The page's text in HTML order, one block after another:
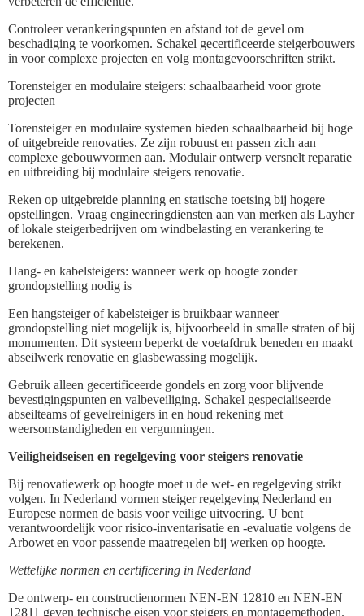
Controleer verankeringspunten en afstand tot de gevel om
beschadiging te voorkomen. Schakel gecertificeerde steigerbouwers
in voor complexe projecten en volg montagevoorschriften strikt.
Torensteiger en modulaire steigers: schaalbaarheid voor grote
projecten
Torensteiger en modulaire systemen bieden schaalbaarheid bij hoge
of uitgebreide renovaties. Ze zijn robuust en passen zich aan
complexe gebouwvormen aan. Modulair ontwerp versnelt reparatie
en uitbreiding bij modulaire steigers renovatie.
Reken op uitgebreide planning en statische toetsing bij hogere
opstellingen. Vraag engineeringdiensten aan van merken als Layher
of lokale steigerbedrijven om windbelasting en verankering te
berekenen.
Hang- en kabelsteigers: wanneer werk op hoogte zonder
grondopstelling nodig is
Een hangsteiger of kabelsteiger is bruikbaar wanneer
grondopstelling niet mogelijk is, bijvoorbeeld in smalle straten of bij
monumenten. Dit systeem beperkt de voetafdruk beneden en maakt
abseilwerk renovatie en glasbewassing mogelijk.
Gebruik alleen gecertificeerde gondels en zorg voor blijvende
bevestigingspunten en valbeveiliging. Schakel gespecialiseerde
abseilteams of gevelreinigers in en houd rekening met
weersomstandigheden en vergunningen.
Veiligheidseisen en regelgeving voor steigers renovatie
Bij renovatiewerk op hoogte moet u de wet- en regelgeving strikt
volgen. In Nederland vormen steiger regelgeving Nederland en
Europese normen de basis voor veilige uitvoering. U bent
verantwoordelijk voor risico-inventarisatie en -evaluatie volgens de
Arbowet en voor passende maatregelen bij werken op hoogte.
Wettelijke normen en certificering in Nederland
De ontwerp- en constructienormen NEN-EN 12810 en NEN-EN
12811 geven technische eisen voor steigers en montagemethoden.